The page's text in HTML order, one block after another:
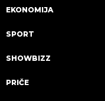
EKONOMIJA
SPORT
SHOWBIZZ
PRIČE